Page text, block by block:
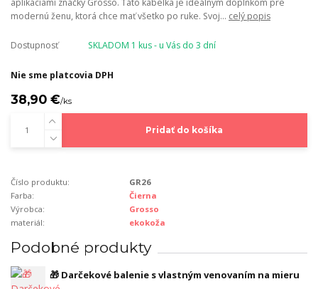
aplikáciami značky Grosso. Táto kabelka je ideálnym doplnkom pre
modernú ženu, ktorá chce mať všetko po ruke. Svoj... celý popis
Dostupnosť SKLADOM 1 kus - u Vás do 3 dní
Nie sme platcovia DPH
38,90 €/ks
Pridať do košíka
Číslo produktu:
GR26
Farba:
Čierna
Výrobca:
Grosso
materiál:
ekokoža
Podobné produkty
🎁 Darčekové balenie s vlastným venovaním na mieru